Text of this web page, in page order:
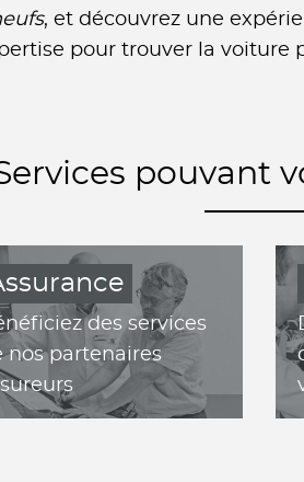
, et découvrez une
pour trouver la
pouvant
des services
nos partenaires